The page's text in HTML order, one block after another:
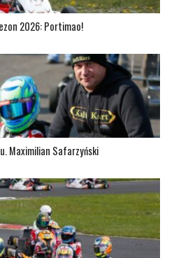
2026: Portimao!
Maximilian Safarzyński